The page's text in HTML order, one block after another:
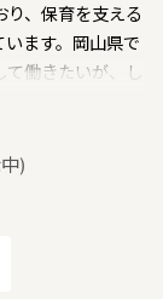
、保育を支える
ます。岡山県で
働きたいが、し
（2017/5/1現
10月賃貸住宅 D-
)